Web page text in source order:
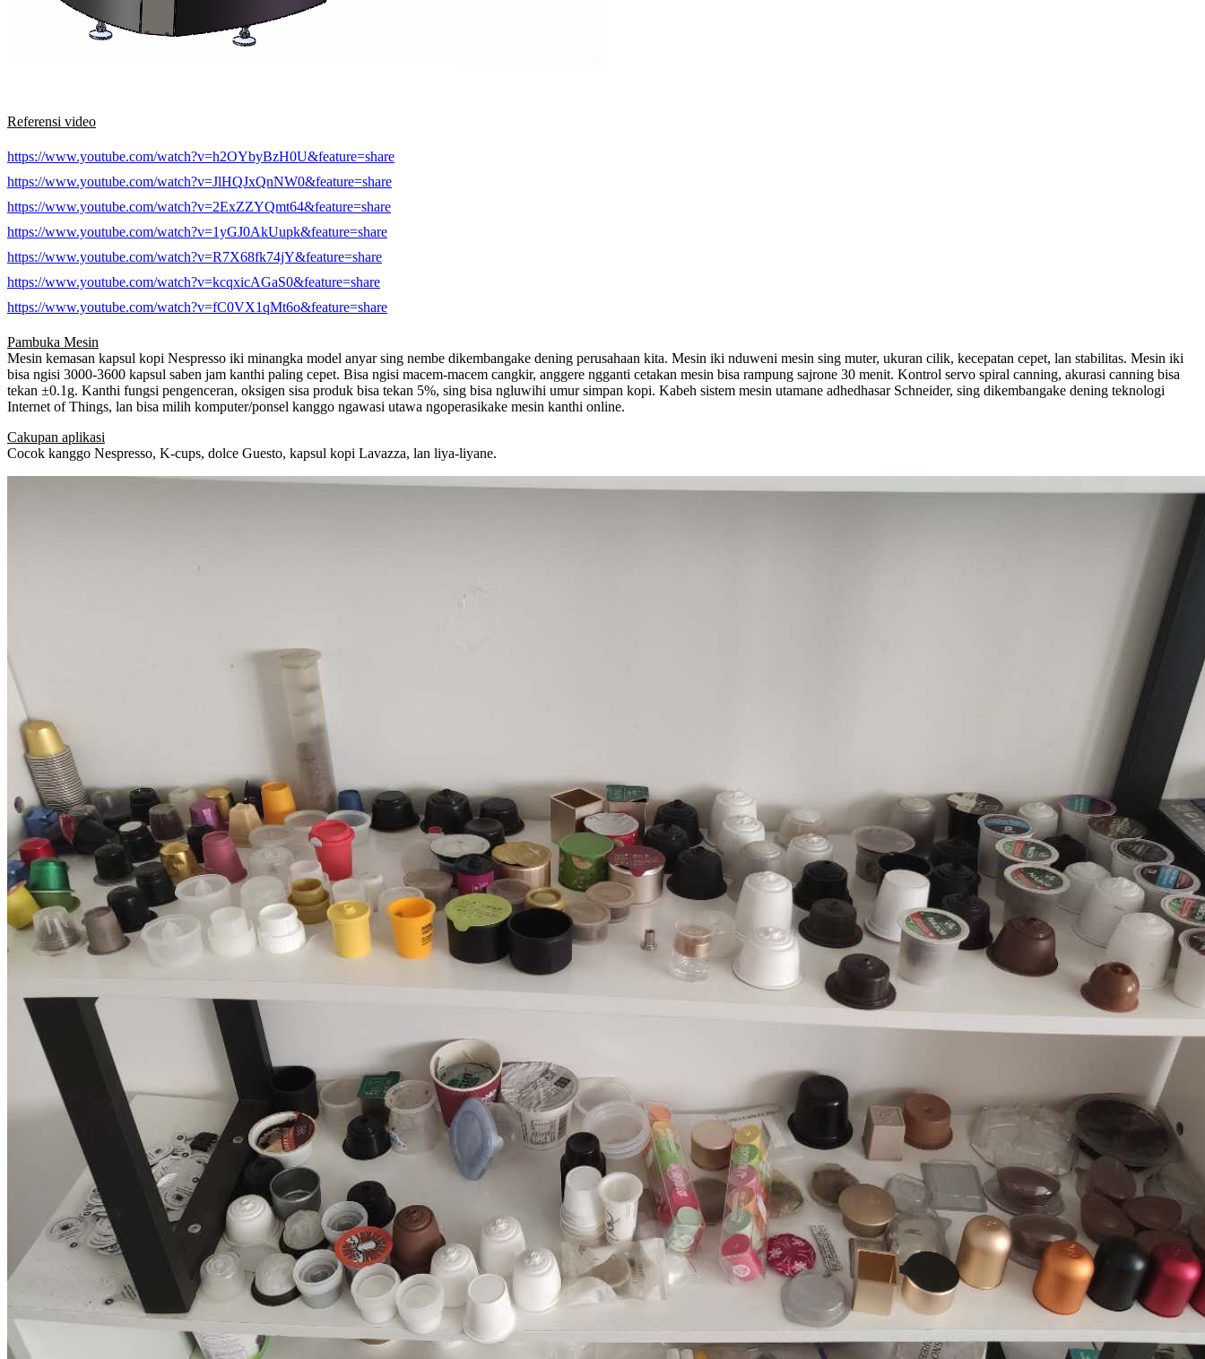
Referensi video
https://www.youtube.com/watch?v=h2OYbyBzH0U&feature=share
https://www.youtube.com/watch?v=JlHQJxQnNW0&feature=share
https://www.youtube.com/watch?v=2ExZZYQmt64&feature=share
https://www.youtube.com/watch?v=1yGJ0AkUupk&feature=share
https://www.youtube.com/watch?v=R7X68fk74jY&feature=share
https://www.youtube.com/watch?v=kcqxicAGaS0&feature=share
https://www.youtube.com/watch?v=fC0VX1qMt6o&feature=share
Pambuka Mesin
Mesin kemasan kapsul kopi Nespresso iki minangka model anyar sing nembe dikembangake dening perusahaan kita. Mesin iki nduweni mesin sing muter, ukuran cilik, kecepatan cepet, lan stabilitas. Mesin iki
bisa ngisi 3000-3600 kapsul saben jam kanthi paling cepet. Bisa ngisi macem-macem cangkir, anggere ngganti cetakan mesin bisa rampung sajrone 30 menit. Kontrol servo spiral canning, akurasi canning bisa
tekan ±0.1g. Kanthi fungsi pengenceran, oksigen sisa produk bisa tekan 5%, sing bisa ngluwihi umur simpan kopi. Kabeh sistem mesin utamane adhedhasar Schneider, sing dikembangake dening teknologi
Internet of Things, lan bisa milih komputer/ponsel kanggo ngawasi utawa ngoperasikake mesin kanthi online.
Cakupan aplikasi
Cocok kanggo Nespresso, K-cups, dolce Guesto, kapsul kopi Lavazza, lan liya-liyane.